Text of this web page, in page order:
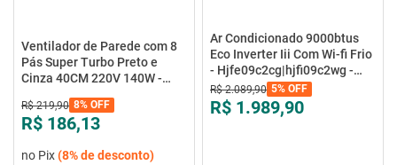
Ventilador de Parede com 8
Pás Super Turbo Preto e
Cinza 40CM 220V 140W -
R$ 219,90 8% OFF
R$ 186,13
no Pix(8%de desconto)
Ar Condicionado 9000btus
Eco Inverter Iii Com Wi-fi Frio
- Hjfe09c2cg|hjfi09c2wg -
Elgin
R$ 2.089,90 5% OFF
R$ 1.989,90